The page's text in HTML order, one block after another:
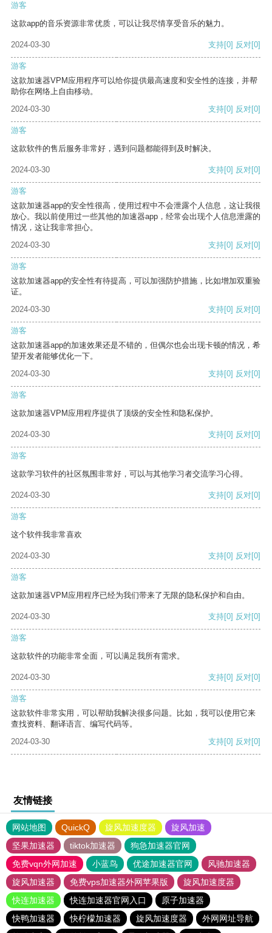
游客
这款app的音乐资源非常优质，可以让我尽情享受音乐的魅力。
2024-03-30 支持[0] 反对[0]
游客
这款加速器VPM应用程序可以给你提供最高速度和安全性的连接，并帮
助你在网络上自由移动。
2024-03-30
支持[0] 反对[0]
游客
这款软件的售后服务非常好，遇到问题都能得到及时解决。
2024-03-30 支持[0] 反对[0]
游客
这款加速器app的安全性很高，使用过程中不会泄露个人信息，这让我很
放心。我以前使用过一些其他的加速器app，经常会出现个人信息泄露的
情况，这让我非常担心。
2024-03-30
支持[0] 反对[0]
游客
这款加速器app的安全性有待提高，可以加强防护措施，比如增加双重验
证。
2024-03-30
支持[0] 反对[0]
游客
这款加速器app的加速效果还是不错的，但偶尔也会出现卡顿的情况，希
望开发者能够优化一下。
2024-03-30
支持[0] 反对[0]
游客
这款加速器VPM应用程序提供了顶级的安全性和隐私保护。
2024-03-30 支持[0] 反对[0]
游客
这款学习软件的社区氛围非常好，可以与其他学习者交流学习心得。
2024-03-30 支持[0] 反对[0]
游客
这个软件我非常喜欢
2024-03-30 支持[0] 反对[0]
游客
这款加速器VPM应用程序已经为我们带来了无限的隐私保护和自由。
2024-03-30 支持[0] 反对[0]
游客
这款软件的功能非常全面，可以满足我所有需求。
2024-03-30 支持[0] 反对[0]
游客
这款软件非常实用，可以帮助我解决很多问题。比如，我可以使用它来
查找资料、翻译语言、编写代码等。
2024-03-30
支持[0] 反对[0]
友情链接
网站地图 QuickQ 旋风加速度器
旋风加速
坚果加速器
tiktok加速器
狗急加速器官网
免费vqn外网加速
小蓝鸟 优途加速器官网
风驰加速器
旋风加速器
免费vps加速器外网苹果版
旋风加速度器
快连加速器
快连加速器官网入口
原子加速器
快鸭加速器
快柠檬加速器 旋风加速度器
外网网址导航